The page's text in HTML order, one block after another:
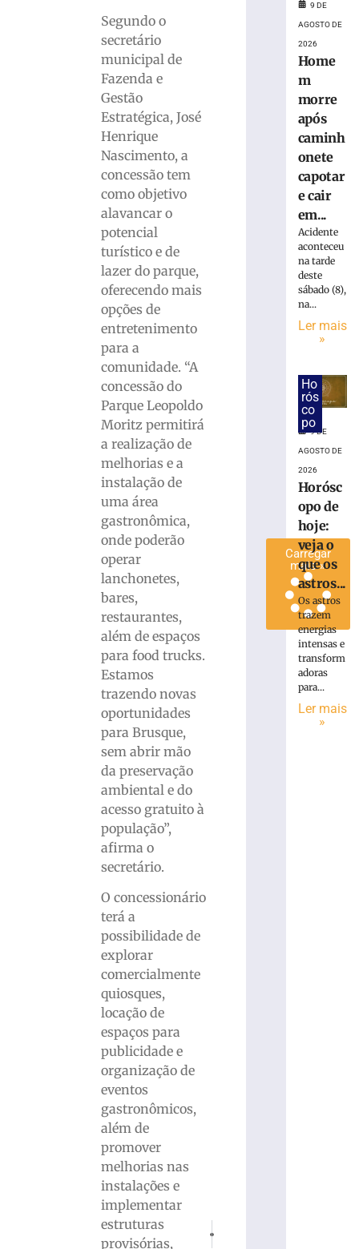
Segundo o
secretário
municipal de
Fazenda e
Gestão
Estratégica, José
Henrique
Nascimento, a
concessão tem
como objetivo
alavancar o
potencial
turístico e de
lazer do parque,
oferecendo mais
opções de
entretenimento
para a
comunidade. “A
concessão do
Parque Leopoldo
Moritz permitirá
a realização de
melhorias e a
instalação de
uma área
gastronômica,
onde poderão
operar
lanchonetes,
bares,
restaurantes,
além de espaços
para food trucks.
Estamos
trazendo novas
oportunidades
para Brusque,
sem abrir mão
da preservação
ambiental e do
acesso gratuito à
população”,
afirma o
secretário.
O concessionário
terá a
possibilidade de
explorar
comercialmente
quiosques,
locação de
espaços para
publicidade e
organização de
eventos
gastronômicos,
além de
promover
melhorias nas
instalações e
implementar
estruturas
provisórias,
Limeira
inclui
honorários
Simples
Carregar
mais »
9 DE
AGOSTO DE
2026
Home
m
morre
após
caminh
onete
capotar
e cair
em...
Acidente
aconteceu
na tarde
deste
sábado (8),
na...
Ler mais
»
Ho
rós
co
po
9 DE
AGOSTO DE
2026
Horósc
opo de
hoje:
veja o
que os
astros...
Os astros
trazem
energias
intensas e
transform
adoras
para...
Ler mais
»